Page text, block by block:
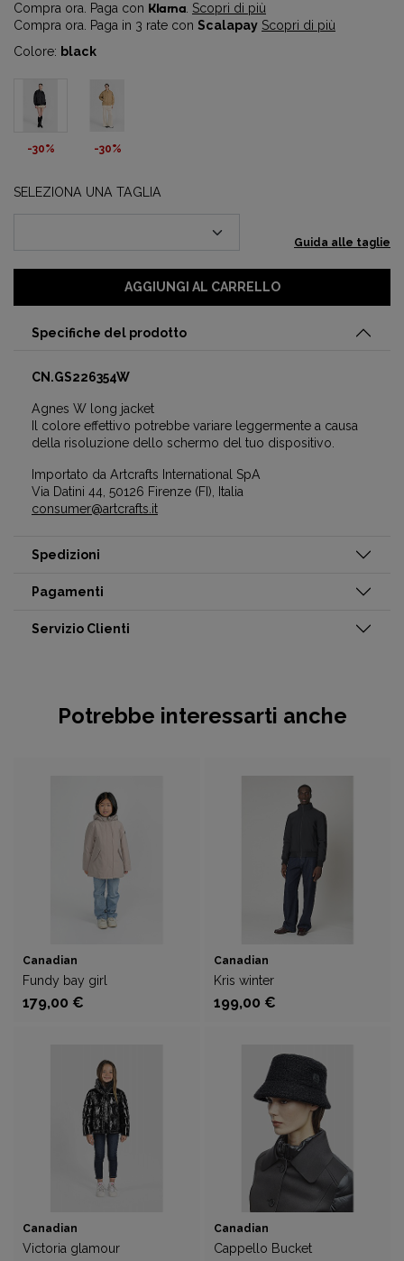
Compra ora. Paga con Klarna Scopri di più
Compra ora. Paga in 3 rate con Scalapay Scopri di più
Colore: black
-30% -30%
SELEZIONA UNA TAGLIA
Guida alle taglie
AGGIUNGI AL CARRELLO
Specifiche del prodotto
CN.GS226354W
Agnes W long jacket
Il colore effettivo potrebbe variare leggermente a causa
della risoluzione dello schermo del tuo dispositivo.
Importato da Artcrafts International SpA
Via Datini 44, 50126 Firenze (FI), Italia
consumer@artcrafts.it
Spedizioni
Pagamenti
Servizio Clienti
Potrebbe interessarti anche
Canadian
Fundy bay girl
179,00 €
Canadian
Kris winter
199,00 €
Canadian
Victoria glamour
Canadian
Cappello Bucket